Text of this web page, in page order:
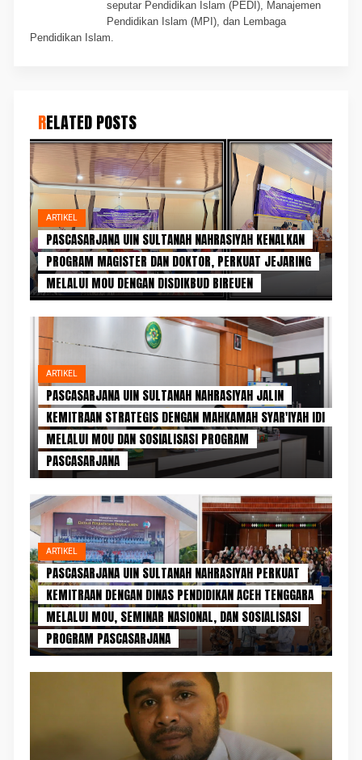
seputar Pendidikan Islam (PEDI), Manajemen
Pendidikan Islam (MPI), dan Lembaga
Pendidikan Islam.
RELATED POSTS
ARTIKEL
PASCASARJANA UIN SULTANAH NAHRASIYAH KENALKAN
PROGRAM MAGISTER DAN DOKTOR, PERKUAT JEJARING
MELALUI MOU DENGAN DISDIKBUD BIREUEN
ARTIKEL
PASCASARJANA UIN SULTANAH NAHRASIYAH JALIN
KEMITRAAN STRATEGIS DENGAN MAHKAMAH SYAR'IYAH IDI
MELALUI MOU DAN SOSIALISASI PROGRAM
PASCASARJANA
ARTIKEL
PASCASARJANA UIN SULTANAH NAHRASIYAH PERKUAT
KEMITRAAN DENGAN DINAS PENDIDIKAN ACEH TENGGARA
MELALUI MOU, SEMINAR NASIONAL, DAN SOSIALISASI
PROGRAM PASCASARJANA